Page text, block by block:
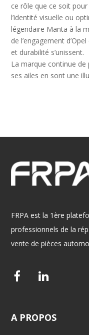
ce rôle que ce soit
l’identité visuelle ou
légendaire Manta à la
de l’engagement
et durabilité s’unissent.
La marque continue
ses ailes en sont une
FRPA est la 1ère
professionnels de la
vente de pièces
F
e
L
k
A PROPOS